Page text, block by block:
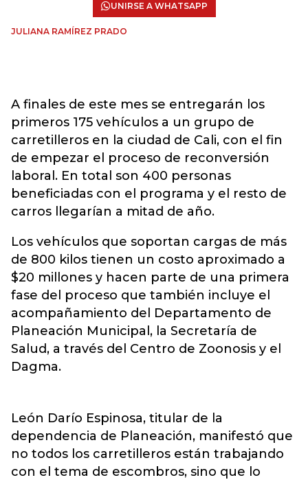
UNIRSE A WHATSAPP
JULIANA RAMÍREZ PRADO
A finales de este mes se entregarán los
primeros 175 vehículos a un grupo de
carretilleros en la ciudad de Cali, con el fin
de empezar el proceso de reconversión
laboral. En total son 400 personas
beneficiadas con el programa y el resto de
carros llegarían a mitad de año.
Los vehículos que soportan cargas de más
de 800 kilos tienen un costo aproximado a
$20 millones y hacen parte de una primera
fase del proceso que también incluye el
acompañamiento del Departamento de
Planeación Municipal, la Secretaría de
Salud, a través del Centro de Zoonosis y el
Dagma.
León Darío Espinosa, titular de la
dependencia de Planeación, manifestó que
no todos los carretilleros están trabajando
con el tema de escombros, sino que lo